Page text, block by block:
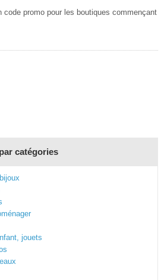
code promo pour les boutiques commençant
catégories
jouets